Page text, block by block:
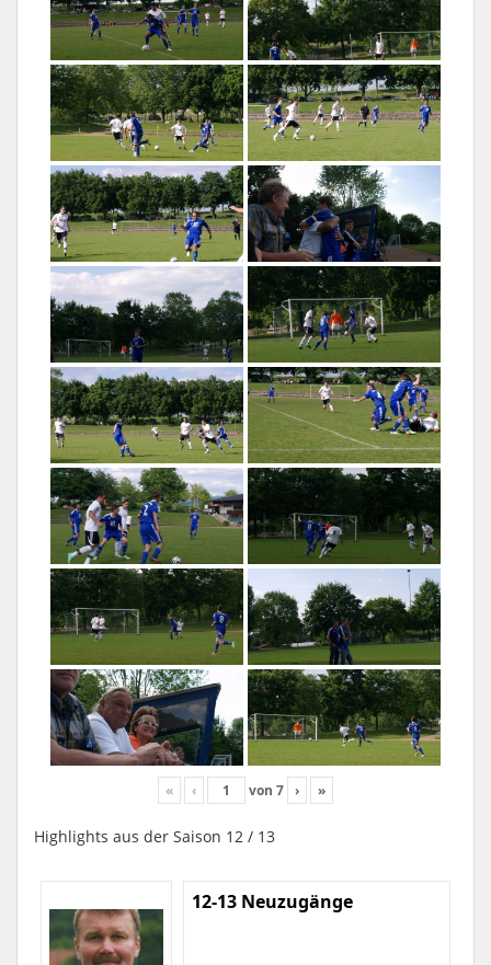
« ‹ von 7 › »
Highlights aus der Saison 12 / 13
12-13 Neuzugänge